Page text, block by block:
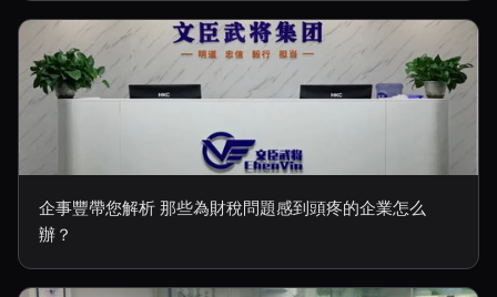
企事豐帶您解析 那些為財稅問題感到頭疼的企業怎么
辦？